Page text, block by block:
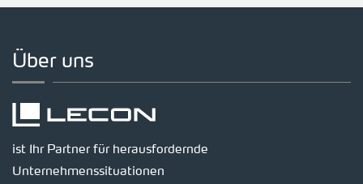
Über uns
ist Ihr Partner für herausfordernde
Unternehmenssituationen